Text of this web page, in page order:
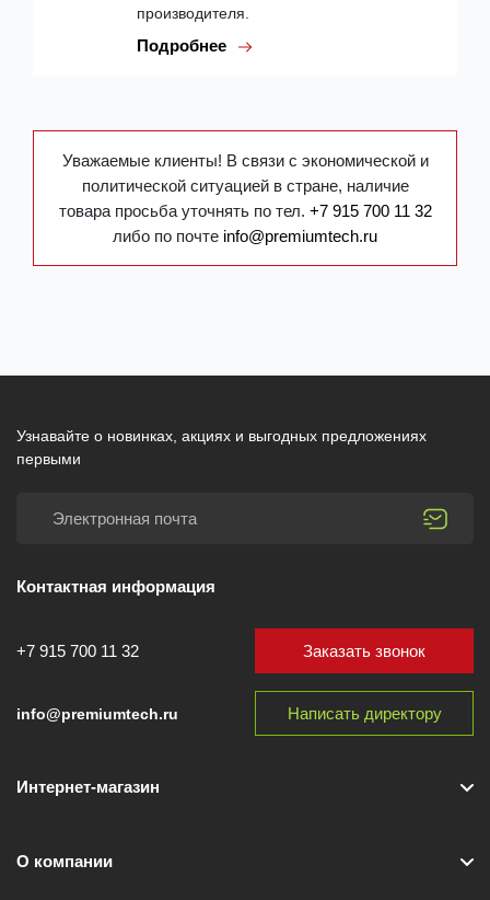
производителя.
Подробнее
Уважаемые клиенты! В связи с экономической и
политической ситуацией в стране, наличие
товара просьба уточнять по тел. +7 915 700 11 32
либо по почте info@premiumtech.ru
Узнавайте о новинках, акциях и выгодных предложениях
первыми
Контактная информация
+7 915 700 11 32
info@premiumtech.ru
Заказать звонок
Написать директору
Интернет-магазин
О компании